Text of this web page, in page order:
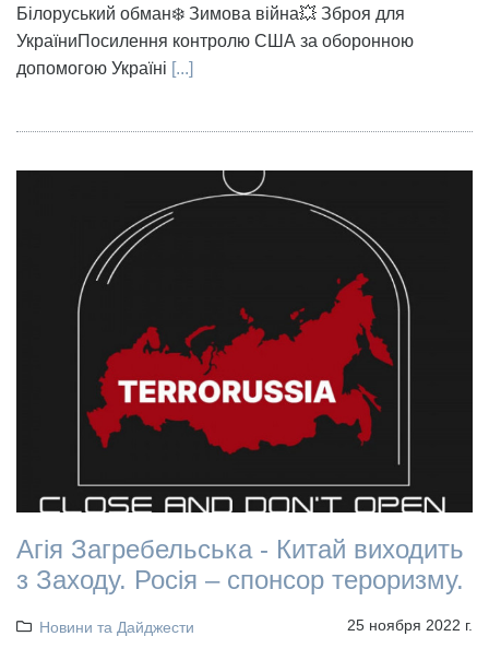
Білоруський обман❄️ Зимова війна💥 Зброя для
УкраїниПосилення контролю США за оборонною
допомогою Україні [...]
Агія Загребельська - Китай виходить
з Заходу. Росія – спонсор тероризму.
Новини та Дайджести 25 ноября 2022 г.